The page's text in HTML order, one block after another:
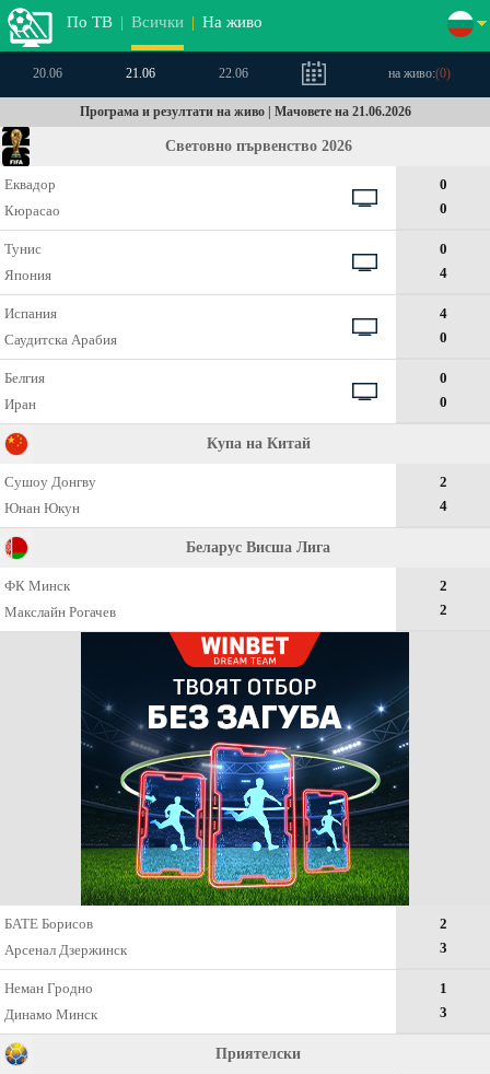
По ТВ | Всички | На живо
20.06 21.06 22.06 на живо:(0)
Програма и резултати на живо | Мачовете на 21.06.2026
Световно първенство 2026
Еквадор
Кюрасао
0
0
Тунис
Япония
0
4
Испания
Саудитска Арабия
4
0
Белгия
Иран
0
0
Купа на Китай
Сушоу Донгву
Юнан Юкун
2
4
Беларус Висша Лига
ФК Минск
Макслайн Рогачев
2
2
БАТЕ Борисов
Арсенал Дзержинск
2
3
Неман Гродно
Динамо Минск
1
3
Приятелски